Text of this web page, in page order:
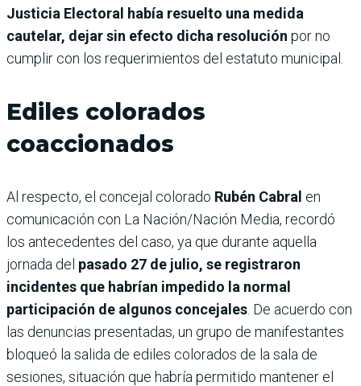
Justicia Electoral había resuelto una medida
cautelar, dejar sin efecto dicha resolución por no
cumplir con los requerimientos del estatuto municipal.
Ediles colorados
coaccionados
Al respecto, el concejal colorado Rubén Cabral en
comunicación con La Nación/Nación Media, recordó
los antecedentes del caso, ya que durante aquella
jornada del pasado 27 de julio, se registraron
incidentes que habrían impedido la normal
participación de algunos concejales . De acuerdo con
las denuncias presentadas, un grupo de manifestantes
bloqueó la salida de ediles colorados de la sala de
sesiones, situación que habría permitido mantener el